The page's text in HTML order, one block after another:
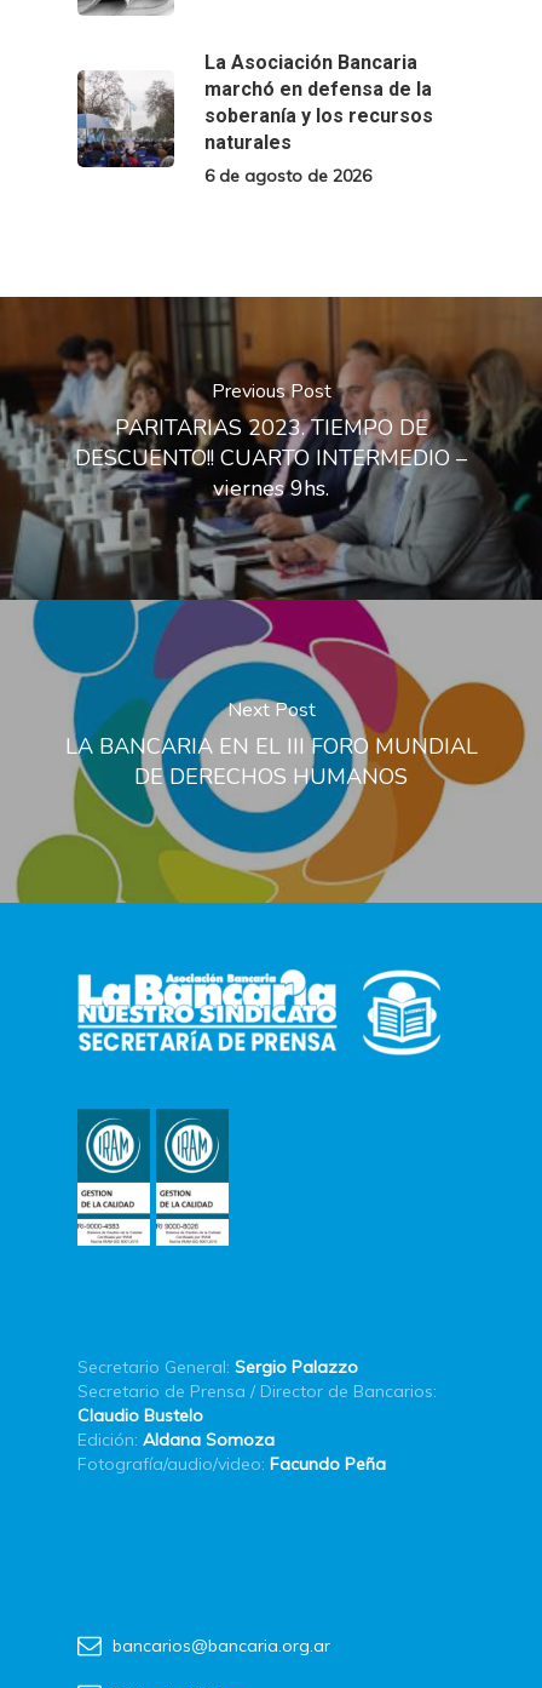
La Asociación Bancaria
marchó en defensa de la
soberanía y los recursos
naturales
6 de agosto de 2026
Previous Post
PARITARIAS 2023. TIEMPO DE
DESCUENTO!! CUARTO INTERMEDIO –
viernes 9hs.
Next Post
LA BANCARIA EN EL III FORO MUNDIAL
DE DERECHOS HUMANOS
Secretario General: Sergio Palazzo
Secretario de Prensa / Director de Bancarios:
Claudio Bustelo
Edición: Aldana Somoza
Fotografía/audio/video: Facundo Peña
bancarios@bancaria.org.ar